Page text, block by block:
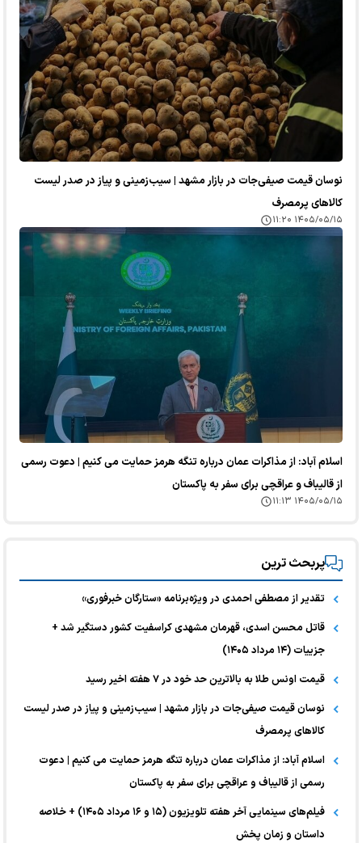
نوسان قیمت صیفی‌جات در بازار مشهد | سیب‌زمینی و پیاز در صدر لیست
کالا‌های پرمصرف
۱۴۰۵/۰۵/۱۵ ۱۱:۲۰
اسلام آباد: از مذاکرات عمان درباره تنگه هرمز حمایت می کنیم | دعوت رسمی
از قالیباف و عراقچی برای سفر به پاکستان
۱۴۰۵/۰۵/۱۵ ۱۱:۱۳
پربحث ترین
تقدیر از مصطفی احمدی در ویژه‌برنامه «ستارگان خبرفوری»
قاتل محسن اسدی، قهرمان مشهدی کراسفیت کشور دستگیر شد +
جزییات (۱۴ مرداد ۱۴۰۵)
قیمت اونس طلا به بالاترین حد خود در ۷ هفته اخیر رسید
نوسان قیمت صیفی‌جات در بازار مشهد | سیب‌زمینی و پیاز در صدر لیست
کالا‌های پرمصرف
اسلام آباد: از مذاکرات عمان درباره تنگه هرمز حمایت می کنیم | دعوت
رسمی از قالیباف و عراقچی برای سفر به پاکستان
فیلم‌های سینمایی آخر هفته تلویزیون (۱۵ و ۱۶ مرداد ۱۴۰۵) + خلاصه
داستان و زمان پخش